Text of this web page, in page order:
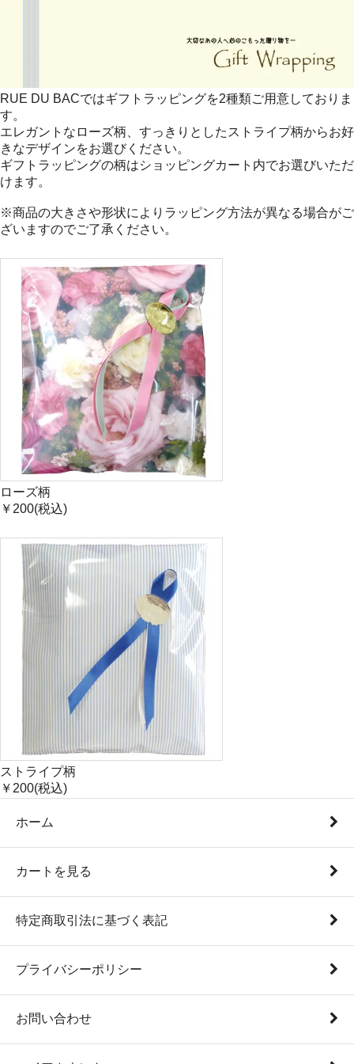
RUE DU BACではギフトラッピングを2種類ご用意しておりま
す。
エレガントなローズ柄、すっきりとしたストライプ柄からお好
きなデザインをお選びください。
ギフトラッピングの柄はショッピングカート内でお選びいただ
けます。
※商品の大きさや形状によりラッピング方法が異なる場合がご
ざいますのでご了承ください。
ローズ柄
￥200(税込)
ストライプ柄
￥200(税込)
ホーム
カートを見る
特定商取引法に基づく表記
プライバシーポリシー
お問い合わせ